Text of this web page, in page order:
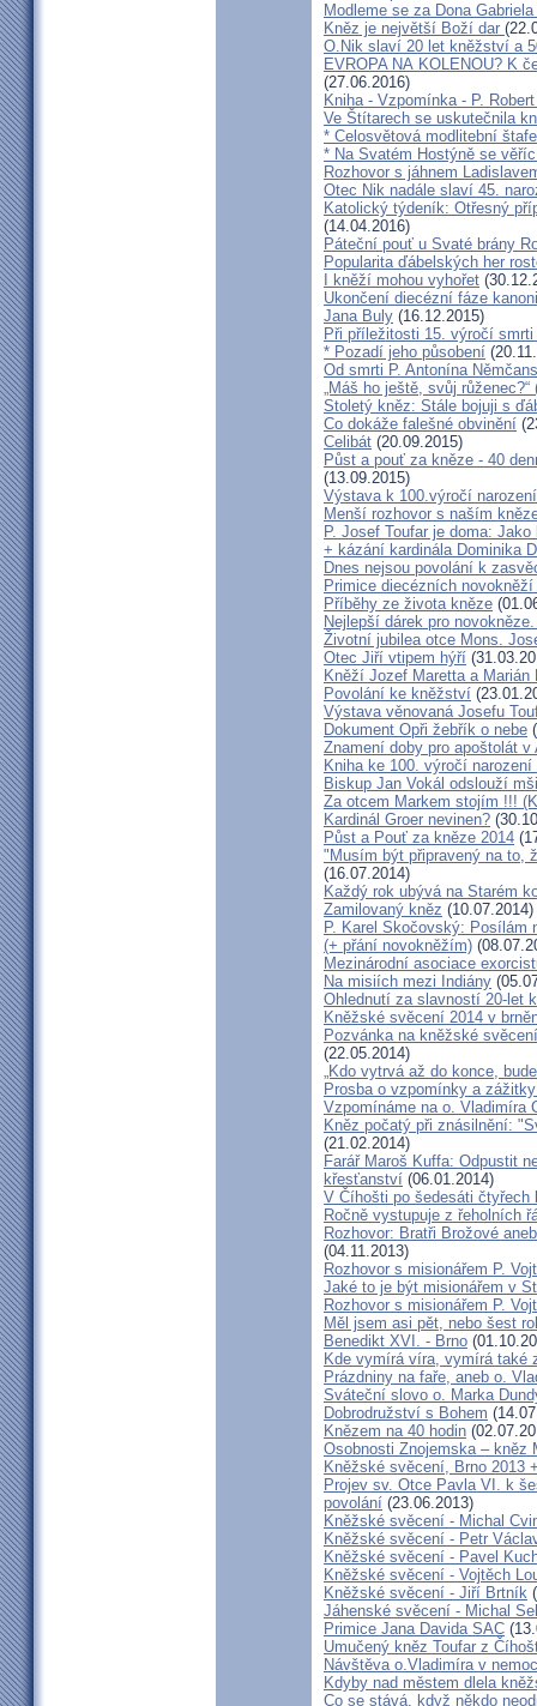
Modleme se za Dona
Kněz je největší Boží dar
O.Nik slaví 20 let kněžství a
EVROPA NA KOLENOU? K
(27.06.2016)
Kniha - Vzpomínka - P.
Ve Štítarech se uskutečnila
* Celosvětová modlitební
* Na Svatém Hostýně se
Rozhovor s jáhnem
Otec Nik nadále slaví 45.
Katolický týdeník: Otřesný
(14.04.2016)
Páteční pouť u Svaté brány
Popularita ďábelských her
I kněží mohou vyhořet
Ukončení diecézní fáze
Jana Buly (16.12.2015)
Při příležitosti 15. výročí
* Pozadí jeho působení
Od smrti P. Antonína
„Máš ho ještě, svůj
Stoletý kněz: Stále bojuji s
Co dokáže falešné obvinění
Celibát (20.09.2015)
Půst a pouť za kněze - 40
(13.09.2015)
Výstava k 100.výročí
Menší rozhovor s naším
P. Josef Toufar je doma:
+ kázání kardinála Dominika
Dnes nejsou povolání k
Primice diecézních
Příběhy ze života kněze
Nejlepší dárek pro
Životní jubilea otce Mons.
Otec Jiří vtipem hýří
Kněží Jozef Maretta a Marián
Povolání ke kněžství
Výstava věnovaná Josefu
Dokument Opři žebřík o nebe
Znamení doby pro apoštolát v
Kniha ke 100. výročí narození
Biskup Jan Vokál odslouží
Za otcem Markem stojím !!!
Kardinál Groer nevinen?
Půst a Pouť za kněze 2014
"Musím být připravený na to,
(16.07.2014)
Každý rok ubývá na Starém
Zamilovaný kněz (10.07.2014)
P. Karel Skočovský: Posílám
(+ přání novokněžím)
Mezinárodní asociace
Na misiích mezi Indiány
Ohlednutí za slavností 20-let
Kněžské svěcení 2014 v
Pozvánka na kněžské
(22.05.2014)
„Kdo vytrvá až do konce,
Prosba o vzpomínky a
Vzpomínáme na o. Vladimíra
Kněz počatý při znásilnění:
(21.02.2014)
Farář Maroš Kuffa: Odpustit
křesťanství (06.01.2014)
V Číhošti po šedesáti čtyřech
Ročně vystupuje z řeholních
Rozhovor: Bratři Brožové
(04.11.2013)
Rozhovor s misionářem P.
Jaké to je být misionářem v
Rozhovor s misionářem P.
Měl jsem asi pět, nebo šest
Benedikt XVI. - Brno
Kde vymírá víra, vymírá také
Prázdniny na faře, aneb o.
Sváteční slovo o. Marka
Dobrodružství s Bohem
Knězem na 40 hodin
Osobnosti Znojemska – kněz
Kněžské svěcení, Brno 2013
Projev sv. Otce Pavla VI. k
povolání (23.06.2013)
Kněžské svěcení - Michal
Kněžské svěcení - Petr
Kněžské svěcení - Pavel
Kněžské svěcení - Vojtěch
Kněžské svěcení - Jiří Brtník
Jáhenské svěcení - Michal
Primice Jana Davida SAC
Umučený kněz Toufar z
Návštěva o.Vladimíra v
Kdyby nad městem dlela
Co se stává, když někdo